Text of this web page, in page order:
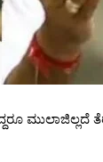
ಮುಲಾಜಿಲ್ಲದೆ